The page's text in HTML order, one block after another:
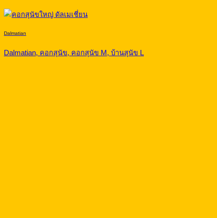
Dalmatian
Dalmatian, คอกสุนัข, คอกสุนัข M, บ้านสุนัข L